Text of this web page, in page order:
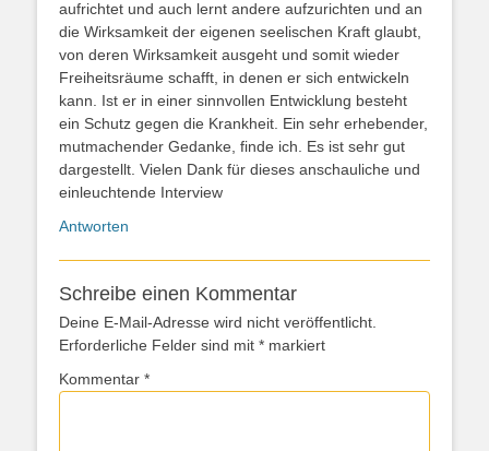
aufrichtet und auch lernt andere aufzurichten und an
die Wirksamkeit der eigenen seelischen Kraft glaubt,
von deren Wirksamkeit ausgeht und somit wieder
Freiheitsräume schafft, in denen er sich entwickeln
kann. Ist er in einer sinnvollen Entwicklung besteht
ein Schutz gegen die Krankheit. Ein sehr erhebender,
mutmachender Gedanke, finde ich. Es ist sehr gut
dargestellt. Vielen Dank für dieses anschauliche und
einleuchtende Interview
Antworten
Schreibe einen Kommentar
Deine E-Mail-Adresse wird nicht veröffentlicht.
Erforderliche Felder sind mit * markiert
Kommentar *